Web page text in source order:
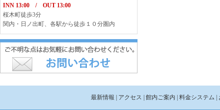
INN 13:00 / OUT 13:00
桜木町徒歩3分
関内・日ノ出町、各駅から徒歩１０分圏内
最新情報 | アクセス | 館内ご案内 | 料金システム